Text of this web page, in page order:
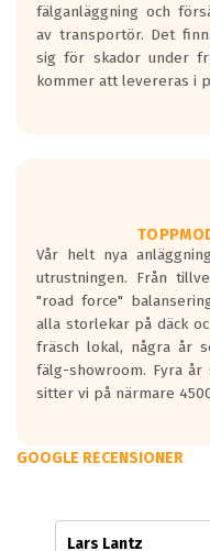
fälganläggning och
av transportör. Det
sig för skador under
kommer att levereras i
Vår helt nya
utrustningen. Från
"road force"
alla storlekar på däck
fräsch lokal, några år
fälg-showroom. Fyra
sitter vi på närmare
GOOGLE RECENSIONER
Lars Lantz